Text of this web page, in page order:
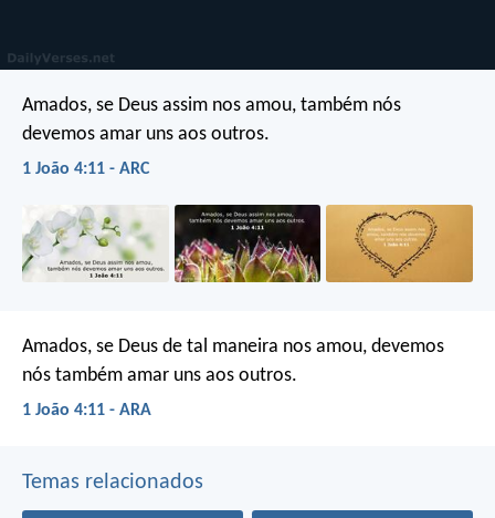
Amados, se Deus assim nos amou, também nós
devemos amar uns aos outros.
1 João 4:11 - ARC
Amados, se Deus de tal maneira nos amou, devemos
nós também amar uns aos outros.
1 João 4:11 - ARA
Temas relacionados